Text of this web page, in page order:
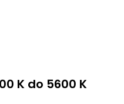
K do 5600 K